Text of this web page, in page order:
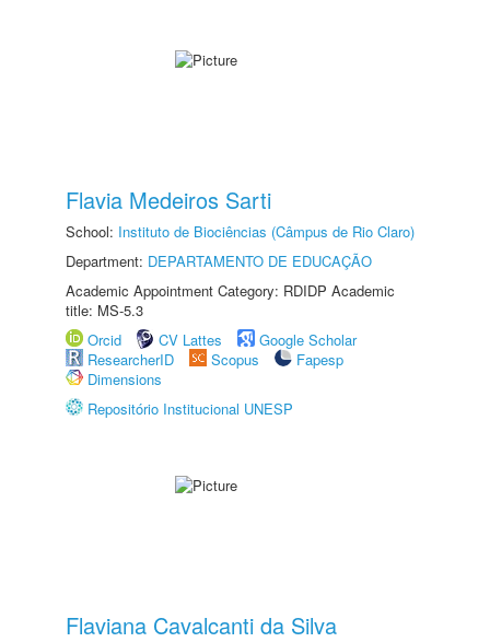
Flavia Medeiros Sarti
School: Instituto de Biociências (Câmpus de Rio Claro)
Department: DEPARTAMENTO DE EDUCAÇÃO
Academic Appointment Category: RDIDP Academic
title: MS-5.3
Orcid
CV Lattes
Google Scholar
ResearcherID
Scopus
Fapesp
Dimensions
Repositório Institucional UNESP
Flaviana Cavalcanti da Silva